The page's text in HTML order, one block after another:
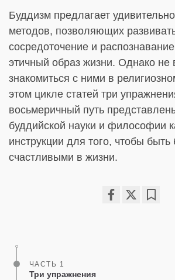
Буддизм предлагает
методов, позволяющих
сосредоточение и
этичный образ жизни. Однако не
знакомиться с ними в
этом цикле статей три
восьмеричный путь
буддийской науки и философии
инструкции для того, чтобы быть
счастливыми в жизни.
ЧАСТЬ 1
Три упражнения